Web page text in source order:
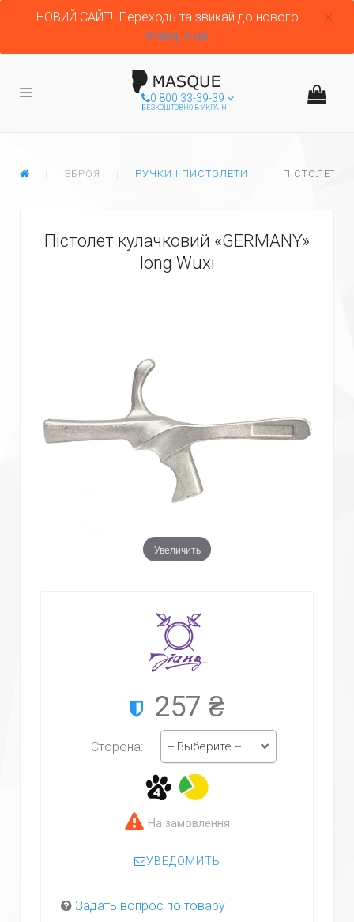
НОВИЙ САЙТ!. Переходь та звикай до нового
masque.ua
0 800 33-39-39
БЕЗКОШТОВНО В УКРАЇНІ
ГЛАВНАЯЗБРОЯ РУЧКИ І ПИСТОЛЕТИ ПІСТОЛЕТ
Пістолет кулачковий «GERMANY»
long Wuxi
Увеличить
257 ₴
Сторона: -- Выберите --
На замовлення
УВЕДОМИТЬ
Задать вопрос по товару